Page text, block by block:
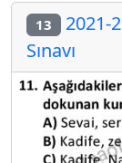
13 2021-
Sınavı